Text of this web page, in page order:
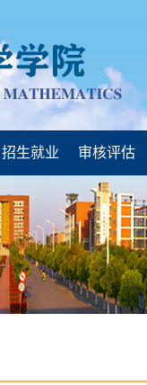
招生就业 审核评估